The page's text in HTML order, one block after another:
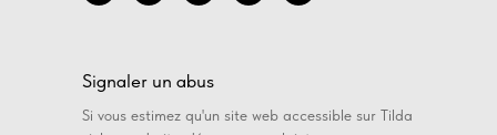
Signaler un abus
Si vous estimez qu'un site web accessible sur Tilda